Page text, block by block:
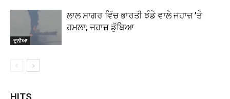
ਦੁਨੀਆ
ਲਾਲ ਸਾਗਰ ਵਿੱਚ ਭਾਰਤੀ ਝੰਡੇ ਵਾਲੇ ਜਹਾਜ਼ ’ਤੇ
ਹਮਲਾ; ਜਹਾਜ਼ ਡੁੱਬਿਆ
HITS